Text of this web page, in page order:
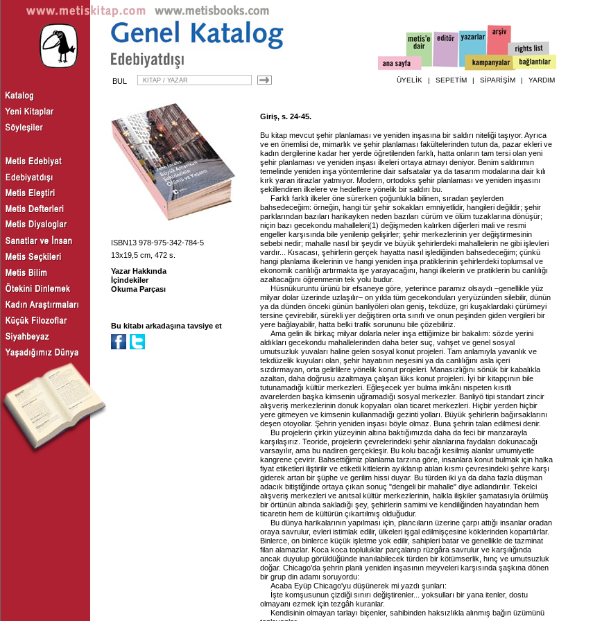
BUL ÜYELİK | SEPETİM | SİPARİŞİM | YARDIM
ISBN13 978-975-342-784-5
13x19,5 cm, 472 s.
Yazar Hakkında
İçindekiler
Okuma Parçası
Bu kitabı arkadaşına tavsiye et
Giriş, s. 24-45.
Bu kitap mevcut şehir planlaması ve yeniden inşasına bir saldırı niteliği taşıyor. Ayrıca
ve en önemlisi de, mimarlık ve şehir planlaması fakültelerinden tutun da, pazar ekleri ve
kadın dergilerine kadar her yerde öğretilenden farklı, hatta onların tam tersi olan yeni
şehir planlaması ve yeniden inşası ilkeleri ortaya atmayı deniyor. Benim saldırımın
temelinde yeniden inşa yöntemlerine dair safsatalar ya da tasarım modalarına dair kılı
kırk yaran itirazlar yatmıyor. Modern, ortodoks şehir planlaması ve yeniden inşasını
şekillendiren ilkelere ve hedeflere yönelik bir saldırı bu.
Farklı farklı ilkeler öne sürerken çoğunlukla bilinen, sıradan şeylerden
bahsedeceğim: örneğin, hangi tür şehir sokakları emniyetlidir, hangileri değildir; şehir
parklarından bazıları harikayken neden bazıları cürüm ve ölüm tuzaklarına dönüşür;
niçin bazı gecekondu mahalleleri(1) değişmeden kalırken diğerleri mali ve resmi
engeller karşısında bile yenilenip gelişirler; şehir merkezlerinin yer değiştirmesinin
sebebi nedir; mahalle nasıl bir şeydir ve büyük şehirlerdeki mahallelerin ne gibi işlevleri
vardır... Kısacası, şehirlerin gerçek hayatta nasıl işlediğinden bahsedeceğim; çünkü
hangi planlama ilkelerinin ve hangi yeniden inşa pratiklerinin şehirlerdeki toplumsal ve
ekonomik canlılığı artırmakta işe yarayacağını, hangi ilkelerin ve pratiklerin bu canlılığı
azaltacağını öğrenmenin tek yolu budur.
Hüsnükuruntu ürünü bir efsaneye göre, yeterince paramız olsaydı –genellikle yüz
milyar dolar üzerinde uzlaşılır– on yılda tüm gecekonduları yeryüzünden silebilir, dünün
ya da dünden önceki günün banliyöleri olan geniş, tekdüze, gri kuşaklardaki çürümeyi
tersine çevirebilir, sürekli yer değiştiren orta sınıfı ve onun peşinden giden vergileri bir
yere bağlayabilir, hatta belki trafik sorununu bile çözebiliriz.
Ama gelin ilk birkaç milyar dolarla neler inşa ettiğimize bir bakalım: sözde yerini
aldıkları gecekondu mahallelerinden daha beter suç, vahşet ve genel sosyal
umutsuzluk yuvaları haline gelen sosyal konut projeleri. Tam anlamıyla yavanlık ve
tekdüzelik kuyuları olan, şehir hayatının neşesini ya da canlılığını asla içeri
sızdırmayan, orta gelirlilere yönelik konut projeleri. Manasızlığını sönük bir kabalıkla
azaltan, daha doğrusu azaltmaya çalışan lüks konut projeleri. İyi bir kitapçının bile
tutunamadığı kültür merkezleri. Eğleşecek yer bulma imkânı nispeten kısıtlı
avarelerden başka kimsenin uğramadığı sosyal merkezler. Banliyö tipi standart zincir
alışveriş merkezlerinin donuk kopyaları olan ticaret merkezleri. Hiçbir yerden hiçbir
yere gitmeyen ve kimsenin kullanmadığı gezinti yolları. Büyük şehirlerin bağırsaklarını
deşen otoyollar. Şehrin yeniden inşası böyle olmaz. Buna şehrin talan edilmesi denir.
Bu projelerin çirkin yüzeyinin altına baktığımızda daha da feci bir manzarayla
karşılaşırız. Teoride, projelerin çevrelerindeki şehir alanlarına faydaları dokunacağı
varsayılır, ama bu nadiren gerçekleşir. Bu kolu bacağı kesilmiş alanlar umumiyetle
kangrene çevirir. Bahsettiğimiz planlama tarzına göre, insanlara konut bulmak için halka
fiyat etiketleri iliştirilir ve etiketli kitlelerin ayıklanıp atılan kısmı çevresindeki şehre karşı
giderek artan bir şüphe ve gerilim hissi duyar. Bu türden iki ya da daha fazla düşman
adacık bitiştiğinde ortaya çıkan sonuç "dengeli bir mahalle" diye adlandırılır. Tekelci
alışveriş merkezleri ve anıtsal kültür merkezlerinin, halkla ilişkiler şamatasıyla örülmüş
bir örtünün altında sakladığı şey, şehirlerin samimi ve kendiliğinden hayatından hem
ticaretin hem de kültürün çıkartılmış olduğudur.
Bu dünya harikalarının yapılması için, plancıların üzerine çarpı attığı insanlar oradan
oraya savrulur, evleri istimlak edilir, ülkeleri işgal edilmişçesine köklerinden kopartılırlar.
Binlerce, on binlerce küçük işletme yok edilir, sahipleri batar ve genellikle de tazminat
filan alamazlar. Koca koca topluluklar parçalanıp rüzgâra savrulur ve karşılığında
ancak duyulup görüldüğünde inanılabilecek türden bir kötümserlik, hınç ve umutsuzluk
doğar. Chicago'da şehrin planlı yeniden inşasının meyveleri karşısında şaşkına dönen
bir grup din adamı soruyordu:
Acaba Eyüp Chicago'yu düşünerek mi yazdı şunları:
İşte komşusunun çizdiği sınırı değiştirenler... yoksulları bir yana itenler, dostu
olmayanı ezmek için tezgâh kuranlar.
Kendisinin olmayan tarlayı biçenler, sahibinden haksızlıkla alınmış bağın üzümünü